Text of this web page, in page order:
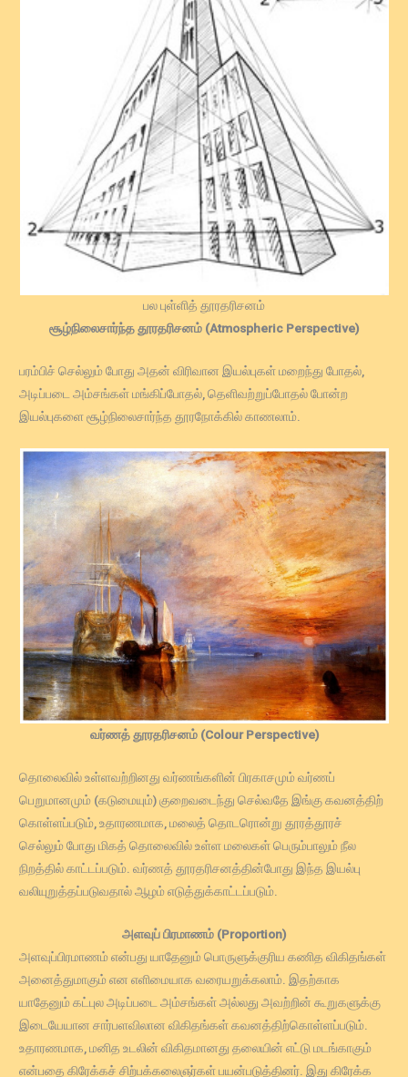
பல புள்ளித் தூரதரிசனம்
சூழ்நிலைசார்ந்த தூரதரிசனம் (Atmospheric Perspective)
பரம்பிச் செல்லும் போது அதன் விரிவான இயல்புகள் மறைந்து போதல்,
அடிப்படை அம்சங்கள் மங்கிப்போதல், தெளிவற்றுப்போதல் போன்ற
இயல்புகளை சூழ்நிலைசார்ந்த தூரநோக்கில் காணலாம்.
வர்ணத் தூரதரிசனம் (Colour Perspective)
தொலைவில் உள்ளவற்றினது வர்ணங்களின் பிரகாசமும் வர்ணப்
பெறுமானமும் (கடுமையும்) குறைவடைந்து செல்வதே இங்கு கவனத்திற்
கொள்ளப்படும், உதாரணமாக, மலைத் தொடரொன்று தூரத்தூரச்
செல்லும் போது மிகத் தொலைவில் உள்ள மலைகள் பெரும்பாலும் நீல
நிறத்தில் காட்டப்படும். வர்ணத் தூரதரிசனத்தின்போது இந்த இயல்பு
வலியுறுத்தப்படுவதால் ஆழம் எடுத்துக்காட்டப்படும்.
அளவுப் பிரமாணம் (Proportion)
அளவுப்பிரமாணம் என்பது யாதேனும் பொருளுக்குரிய கணித விகிதங்கள்
அனைத்துமாகும் என எளிமையாக வரையறுக்கலாம். இதற்காக
யாதேனும் கட்புல அடிப்படை அம்சங்கள் அல்லது அவற்றின் கூறுகளுக்கு
இடையேயான சார்பளவிலான விகிதங்கள் கவனத்திற்கொள்ளப்படும்.
உதாரணமாக, மனித உடலின் விகிதமானது தலையின் எட்டு மடங்காகும்
என்பதை கிரேக்கச் சிற்பக்கலைஞர்கள் பயன்படுத்தினர். இது கிரேக்க